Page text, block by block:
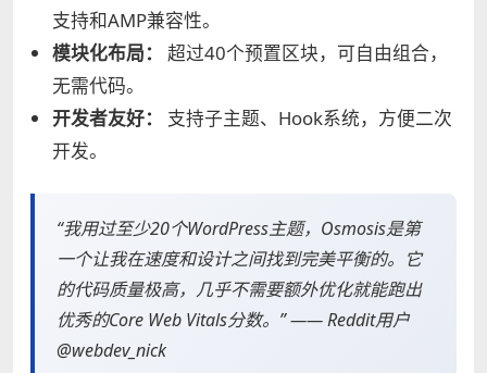
支持和AMP兼容性。
模块化布局：
超过40个预置区块，可自由组合，
无需代码。
开发者友好：
支持子主题、Hook系统，方便二次
开发。
“我用过至少20个WordPress主题，Osmosis是第
一个让我在速度和设计之间找到完美平衡的。它
的代码质量极高，几乎不需要额外优化就能跑出
优秀的Core Web Vitals分数。” —— Reddit用户
@webdev_nick